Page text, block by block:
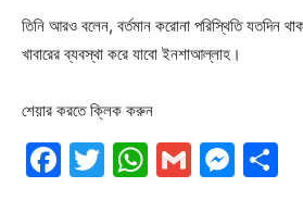
তিনি আরও বলেন, বর্তমান করোনা পরিস্থিতি যতদিন
খাবারের ব্যবস্থা করে যাবো ইনশাআল্লাহ।
শেয়ার করতে ক্লিক করুন
Facebook
Twitter
WhatsApp
Gmail